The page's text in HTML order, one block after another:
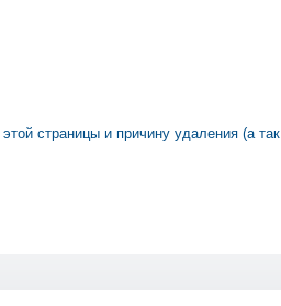
страницы и причину удаления (а так